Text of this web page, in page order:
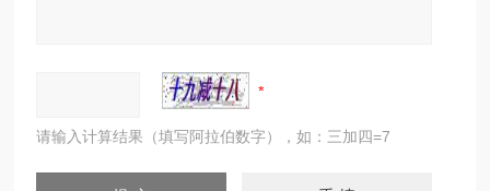
请输入计算结果（填写阿拉伯数字），如：三加四=7